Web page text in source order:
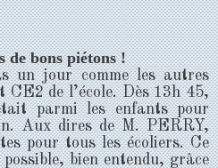
de bons piétons !
un jour comme les autres
CE2 de l’école. Dès 13h 45,
parmi les enfants pour
Aux dires de M. PERRY,
pour tous les écoliers. Ce
bien entendu, grâce